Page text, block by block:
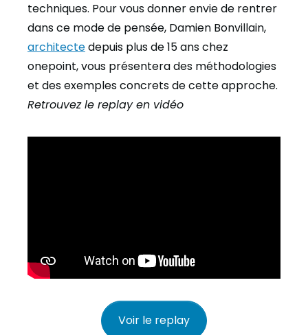
techniques. Pour vous donner envie de rentrer
dans ce mode de pensée, Damien Bonvillain,
architectedepuis plus de 15 ans chez
onepoint, vous présentera des méthodologies
et des exemples concrets de cette approche.
Retrouvez le replay en vidéo
Voir le replay